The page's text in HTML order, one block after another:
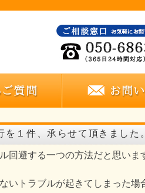
１件、承らせて頂きました。
回避する一つの方法だと思いま
いトラブルが起きてしまった場